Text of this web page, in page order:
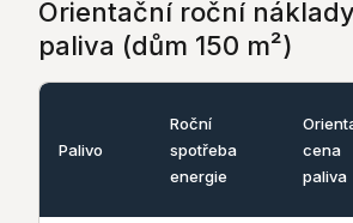
Orientační roční
paliva (dům 150 m²)
Palivo
Roční
spotřeba
energie
cena
paliva